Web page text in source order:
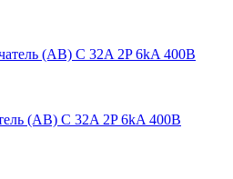
(АВ) C 32A 2P 6kA 400В